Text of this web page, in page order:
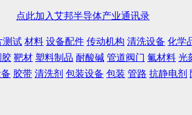
点此加入艾邦半导体产业通讯录
测试 材料 设备配件 传动机构 清洗设备 化学
胶 靶材 塑料制品 耐酸碱 管道阀门 氟材料 光
胶带 清洗剂 包装设备 包装 管路 抗静电剂